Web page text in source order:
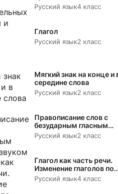
родам и числам
Русский язык4 класс
Глагол
Русский язык2 класс
Мягкий знак на конце и
середине слова
Русский язык2 класс
Правописание слов с
безударным гласным
звуком в корне
Русский язык2 класс
Глагол как часть речи.
Изменение глаголов по
числам
Русский язык4 класс